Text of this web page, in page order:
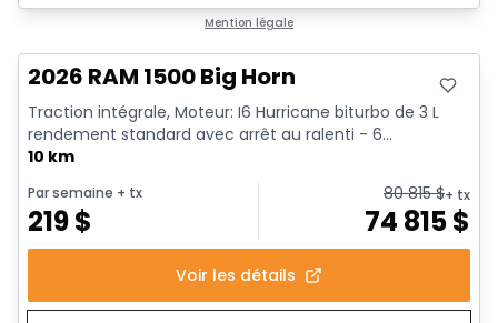
Mention légale
2026 RAM 1500 Big Horn
Traction intégrale, Moteur: I6 Hurricane biturbo de 3 L
rendement standard avec arrêt au ralenti - 6...
10 km
Par semaine + tx
219$
80 815$+ tx
74 815$
Voir les détails